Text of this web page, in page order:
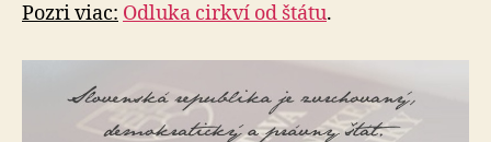
Pozri viac: Odluka cirkví od štátu.